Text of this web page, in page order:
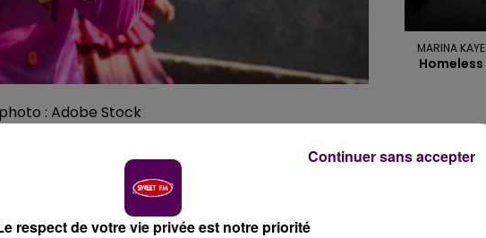
: Adobe Stock
de muertos", la fête des morts mexicaine se
dans une ambiance conviviale faite de
par l’association "Mexique en
Le 3 Pièces.
MARINA KAYE
Homeless
respect de votre vie privée est notre priorité
Continuer sans accepter